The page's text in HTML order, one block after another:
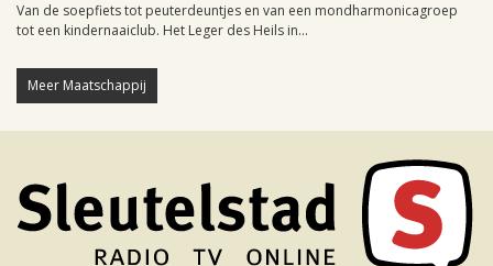
Van de soepfiets tot peuterdeuntjes en van een mondharmonicagroep
tot een kindernaaiclub. Het Leger des Heils in...
Meer Maatschappij